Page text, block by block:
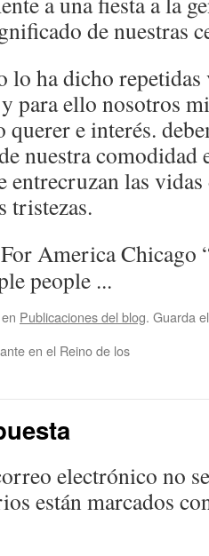
de nuestras
lo ha dicho repetidas
para ello nosotros
e interés.
nuestra comodidad
entrecruzan las
tristezas.
Publicaciones del blog. Guarda
en el Reino de los
electrónico no
están marcados